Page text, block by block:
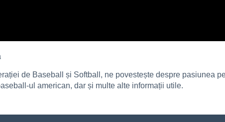
de Baseball și Softball, ne povestește despre pasiunea
ul american, dar și multe alte informații utile.